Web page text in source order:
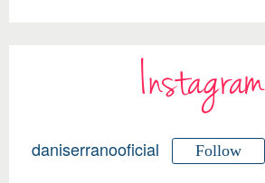
Instagram
daniserranooficial Follow